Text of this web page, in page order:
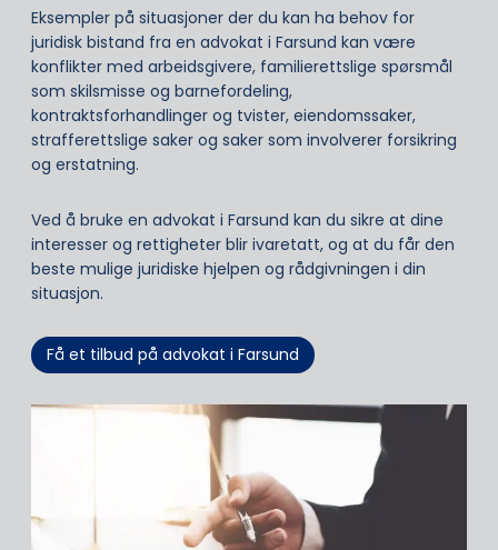
Eksempler på situasjoner der du kan ha behov for
juridisk bistand fra en advokat i Farsund kan være
konflikter med arbeidsgivere, familierettslige spørsmål
som skilsmisse og barnefordeling,
kontraktsforhandlinger og tvister, eiendomssaker,
strafferettslige saker og saker som involverer forsikring
og erstatning.
Ved å bruke en advokat i Farsund kan du sikre at dine
interesser og rettigheter blir ivaretatt, og at du får den
beste mulige juridiske hjelpen og rådgivningen i din
situasjon.
Få et tilbud på advokat i Farsund